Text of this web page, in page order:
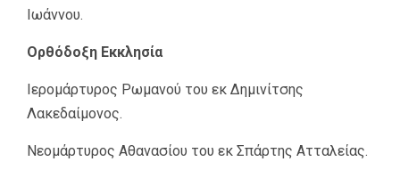
Ιωάννου.
Ορθόδοξη Εκκλησία
Ιερομάρτυρος Ρωμανού του εκ Δημινίτσης
Λακεδαίμονος.
Νεομάρτυρος Αθανασίου του εκ Σπάρτης Ατταλείας.